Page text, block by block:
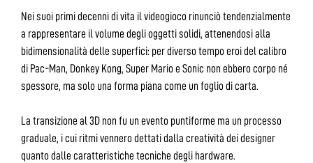
Nei suoi primi decenni di vita il videogioco rinunciò tendenzialmente
a rappresentare il volume degli oggetti solidi, attenendosi alla
bidimensionalità delle superfici: per diverso tempo eroi del calibro
di Pac-Man, Donkey Kong, Super Mario e Sonic non ebbero corpo né
spessore, ma solo una forma piana come un foglio di carta.
La transizione al 3D non fu un evento puntiforme ma un processo
graduale, i cui ritmi vennero dettati dalla creatività dei designer
quanto dalle caratteristiche tecniche degli hardware.